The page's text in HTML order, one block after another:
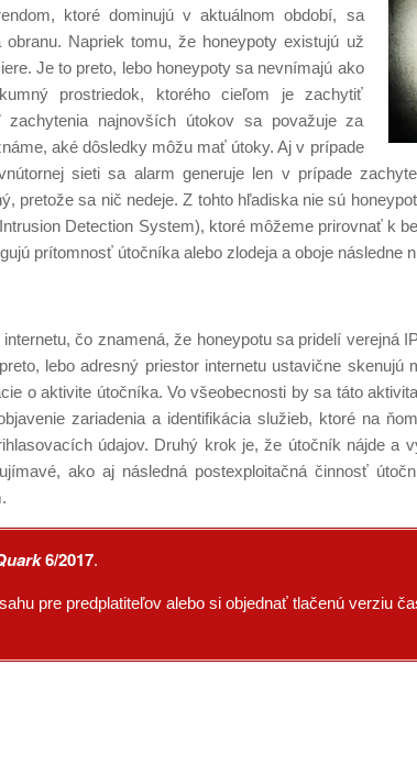
ktoré dominujú v aktuálnom období, sa
Napriek tomu, že honeypoty existujú už
Je to preto, lebo honeypoty sa nevnímajú ako
prostriedok, ktorého cieľom je zachytiť
najnovších útokov sa považuje za
aké dôsledky môžu mať útoky. Aj v prípade
sieti sa alarm generuje len v prípade
pretože sa nič nedeje. Z tohto hľadiska nie sú
Detection System), ktoré môžeme prirovnať k
prítomnosť útočníka alebo zlodeja a oboje následne
čo znamená, že honeypotu sa pridelí verejná
lebo adresný priestor internetu ustavične skenujú
o aktivite útočníka. Vo všeobecnosti by sa táto
zariadenia a identifikácia služieb, ktoré na
údajov. Druhý krok je, že útočník nájde a
ako aj následná postexploitačná činnosť
6/2017.
pre predplatiteľov alebo si objednať tlačenú verziu